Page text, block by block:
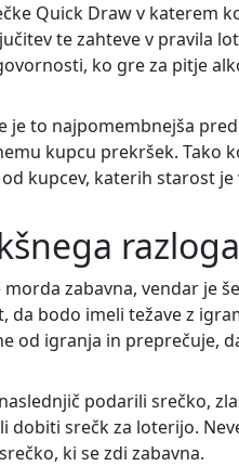
Quick Draw v katerem
te zahteve v pravila
ko gre za pitje
je to najpomembnejša
kupcu prekršek. Tako
kupcev, katerih starost
morda zabavna, vendar je
da bodo imeli težave z
od igranja in preprečuje,
podarili srečko,
dobiti srečk za loterijo.
ki se zdi zabavna.